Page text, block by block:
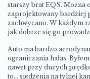
starszy brat EQS. Można
zaprojektowany bardziej
zachwycano. W każdym
jak dobrze się go
Auto ma bardzo
ograniczania hałas.
nawet przy dużych
to… siedzenia na tylnej